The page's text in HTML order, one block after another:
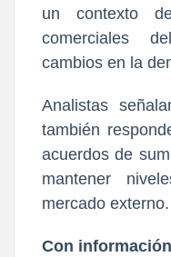
un contexto
comerciales
cambios en la
Analistas
también
acuerdos de
mantener
mercado externo.
Con